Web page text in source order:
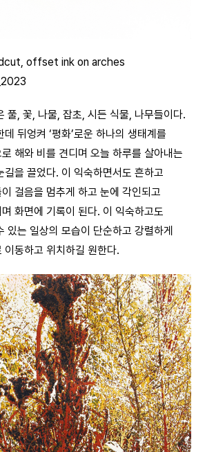
offset ink on arches
풀, 꽃, 나물, 잡초, 시든 식물, 나무들이다.
뒤엉켜 ‘평화’로운 하나의 생태계를
해와 비를 견디며 오늘 하루를 살아내는
길을 끌었다. 이 익숙하면서도 흔하고
걸음을 멈추게 하고 눈에 각인되고
화면에 기록이 된다. 이 익숙하고도
있는 일상의 모습이 단순하고 강렬하게
이동하고 위치하길 원한다.